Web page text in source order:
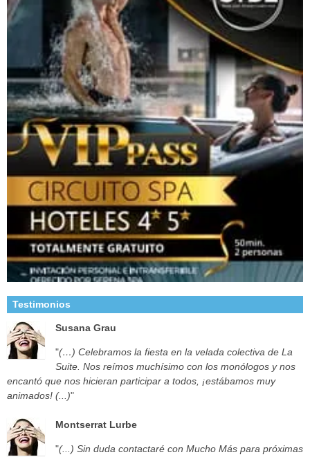
Testimonios
Susana Grau
"(…) Celebramos la fiesta en la velada colectiva de La
Suite. Nos reímos muchísimo con los monólogos y nos
encantó que nos hicieran participar a todos, ¡estábamos muy
animados! (...)"
Montserrat Lurbe
"(...) Sin duda contactaré con Mucho Más para próximas